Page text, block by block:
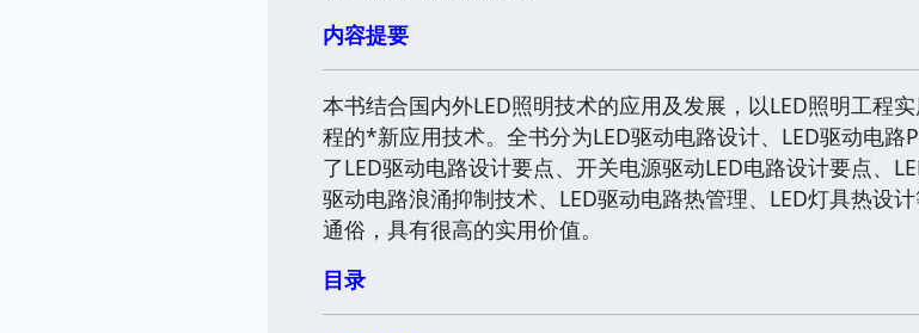
内容提要
本书结合国内外LED照明技术的应用及发展，以LED照明工程
程的*新应用技术。全书分为LED驱动电路设计、LED驱动电
了LED驱动电路设计要点、开关电源驱动LED电路设计要点、
驱动电路浪涌抑制技术、LED驱动电路热管理、LED灯具热设
通俗，具有很高的实用价值。
目录